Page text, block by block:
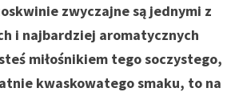
zwyczajne są jednymi z
i najbardziej aromatycznych
miłośnikiem tego soczystego,
kwaskowatego smaku, to na